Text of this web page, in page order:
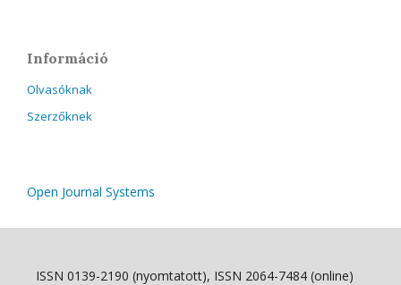
Információ
Olvasóknak
Szerzőknek
Open Journal Systems
ISSN 0139-2190 (nyomtatott), ISSN 2064-7484 (online)